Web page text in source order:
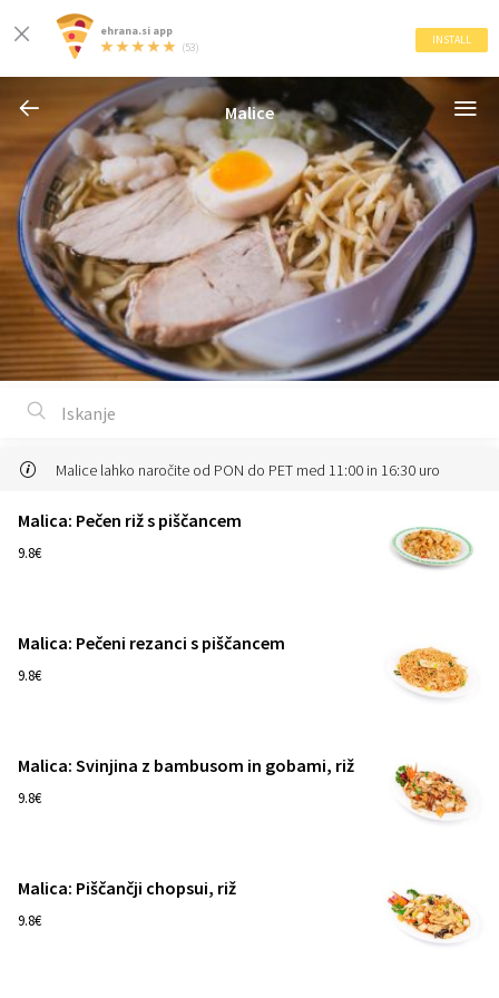
ehrana.si app
(53)
INSTALL
Malice
Malice lahko naročite od PON do PET med 11:00 in 16:30 uro
Malica: Pečen riž s piščancem
9.8€
Malica: Pečeni rezanci s piščancem
9.8€
Malica: Svinjina z bambusom in gobami, riž
9.8€
Malica: Piščančji chopsui, riž
9.8€